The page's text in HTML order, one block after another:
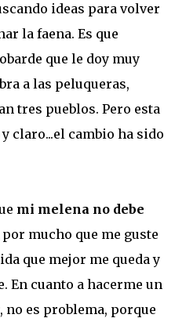
ideas para volver
la faena. Es que
que le doy muy
a las peluqueras,
tres pueblos. Pero esta
claro...el cambio ha sido
mi melena no debe
por mucho que me guste
que mejor me queda y
En cuanto a hacerme un
es problema, porque